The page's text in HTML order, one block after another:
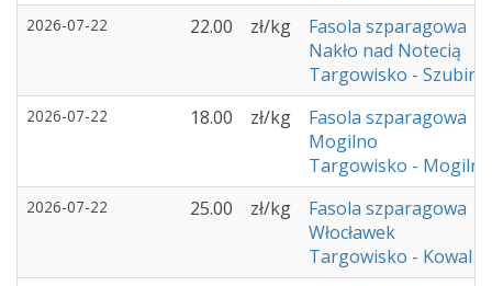
2026-07-22 22.00 zł/kg
Fasola szparagowa
Nakło nad Notecią
Targowisko - Szubin
2026-07-22 18.00 zł/kg
Fasola szparagowa
Mogilno
Targowisko - Mogilno
2026-07-22 25.00 zł/kg
Fasola szparagowa
Włocławek
Targowisko - Kowal